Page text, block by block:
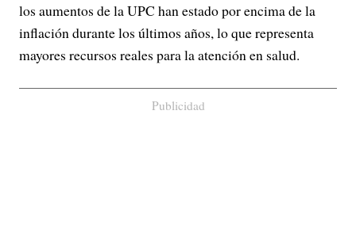
los aumentos de la UPC han estado por encima de la
inflación durante los últimos años, lo que representa
mayores recursos reales para la atención en salud.
Publicidad